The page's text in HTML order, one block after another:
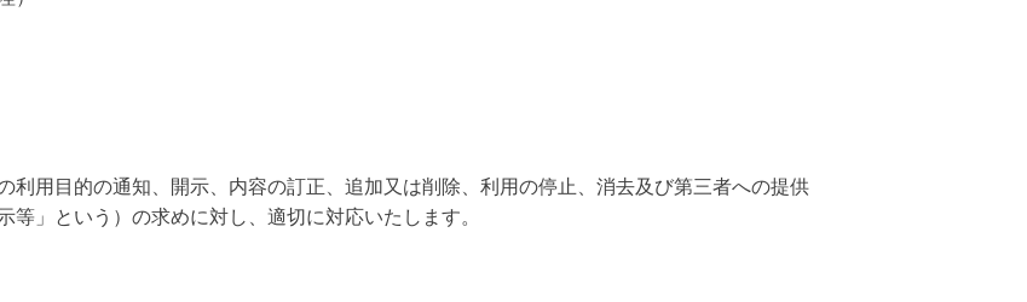
利用目的の通知、開示、内容の訂正、追加又は削除、利用の停止、消去及び第三者への提供
」という）の求めに対し、適切に対応いたします。